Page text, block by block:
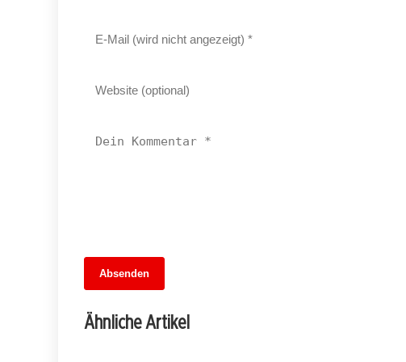
Absenden
Ähnliche Artikel
MuseumsMeileMitte: Berlins neues
kulturelles Herz schlägt am